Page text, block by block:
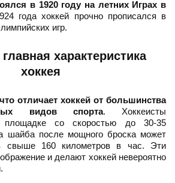
в 1920 году на летних Играх в
года хоккей прочно прописался в
игр.
характеристика
хоккея
отличает хоккей от большинства
видов спорта. Хоккеисты
площадке со скоростью до 30-35
шайба после мощного броска может
свыше 160 километров в час. Эти
и делают хоккей невероятно